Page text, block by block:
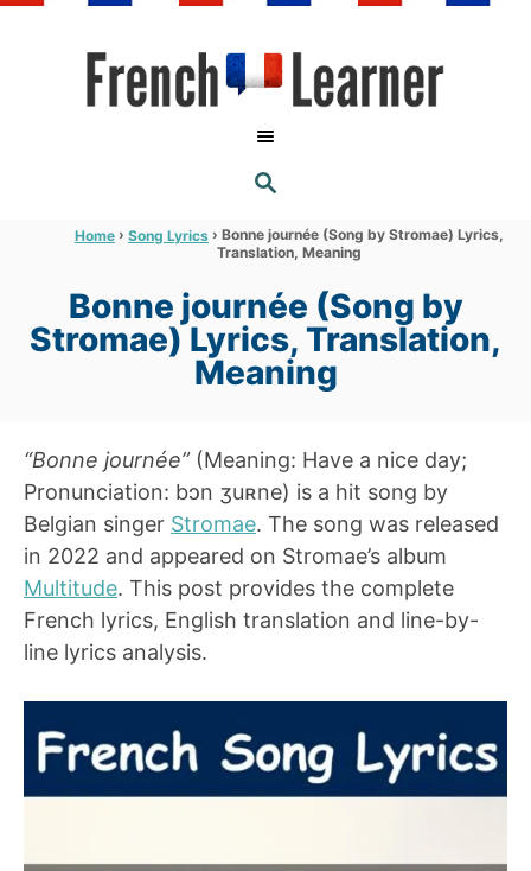
S
E
R
C
Home › Song Lyrics › Bonne journée (Song by Stromae) Lyrics,
Translation, Meaning
Bonne journée (Song by
Stromae) Lyrics, Translation,
Meaning
“Bonne journée”(Meaning: Have a nice day;
Pronunciation: bɔn ʒuʀne) is a hit song by
Belgian singer Stromae. The song was released
in 2022 and appeared on Stromae’s album
Multitude. This post provides the complete
French lyrics, English translation and line-by-
line lyrics analysis.